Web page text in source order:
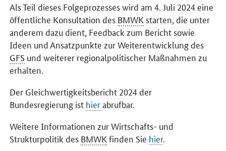
Als Teil dieses Folgeprozesses wird am 4. Juli 2024 eine
öffentliche Konsultation des BMWK starten, die unter
anderem dazu dient, Feedback zum Bericht sowie
Ideen und Ansatzpunkte zur Weiterentwicklung des
GFS und weiterer regionalpolitischer Maßnahmen zu
erhalten.
Der Gleichwertigkeitsbericht 2024 der
Bundesregierung ist hierabrufbar.
Weitere Informationen zur Wirtschafts- und
Strukturpolitik des BMWK finden Sie hier.